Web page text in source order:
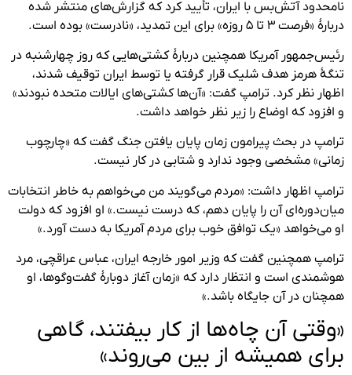
نامحدود آتش‌بس با ایران، تأیید کرد که گزارش‌های منتشر شده
دربارهٔ «فرصت ۳ تا ۵ روزه» برای این تمدید، «نادرست» بوده است.
رئیس‌جمهور آمریکا همچنین دربارهٔ کشتی‌هایی که روز چهارشنبه در
تنگۀ هرمز هدف شلیک قرار گرفته یا توسط ایران توقیف شدند،
اظهار نظر کرد. ترامپ گفت: «آن‌ها کشتی‌های ایالات متحده نبودند»
و افزود که اوضاع را زیر نظر خواهد داشت.
ترامپ در بحث پیرامون زمان پایان یافتن جنگ گفت که «چارچوب
زمانی» مشخصی وجود ندارد و شتابی در کار نیست.
ترامپ اظهار داشت: «مردم می‌گویند من می‌خواهم به خاطر انتخابات
میان‌دوره‌ای آن را پایان دهم، که درست نیست.» او افزود که دولت
او می‌خواهد «یک توافق خوب برای مردم آمریکا به دست آورد.»
ترامپ همچنین گفت که وزیر امور خارجه ایران، عباس عراقچی، مرد
هوشمندی است و انتظار دارد که «زمان آغاز دوبارهٔ گفت‌وگوها، او
همچنان در آن جایگاه باشد.»
«وقتی آن چاه‌ها از کار بیفتند، گاهی
برای همیشه از بین می‌روند»